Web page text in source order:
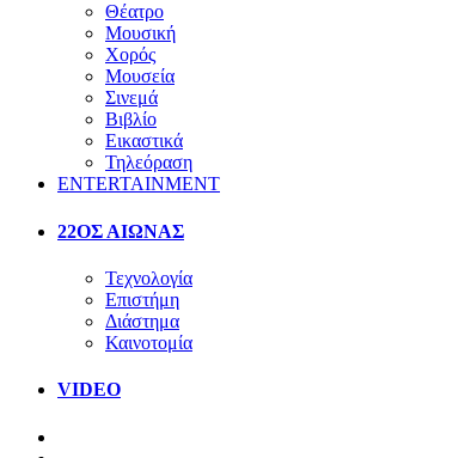
Θέατρο
Μουσική
Χορός
Μουσεία
Σινεμά
Βιβλίο
Εικαστικά
Τηλεόραση
ENTERTAINMENT
22ΟΣ ΑΙΩΝΑΣ
Τεχνολογία
Επιστήμη
Διάστημα
Καινοτομία
VIDEO